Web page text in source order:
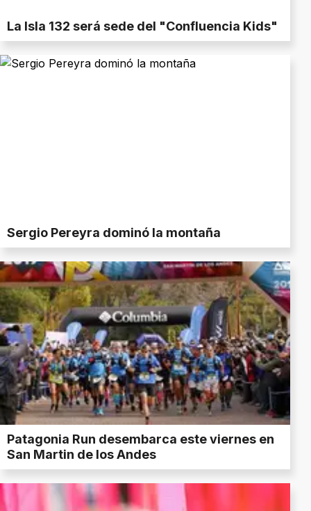
La Isla 132 será sede del "Confluencia Kids"
Sergio Pereyra dominó la montaña
Patagonia Run desembarca este viernes en
San Martin de los Andes